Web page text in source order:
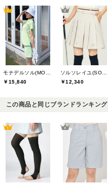
￥15,840
￥12,340
この商品と同じブランドランキング